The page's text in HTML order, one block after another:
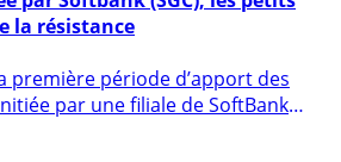
la résistance
première période d’apport des
par une filiale de SoftBank